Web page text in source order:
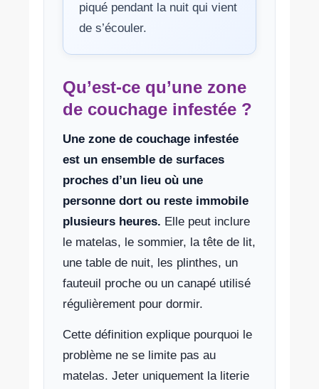
piqué pendant la nuit qui vient
de s’écouler.
Qu’est-ce qu’une zone
de couchage infestée ?
Une zone de couchage infestée
est un ensemble de surfaces
proches d’un lieu où une
personne dort ou reste immobile
plusieurs heures. Elle peut inclure
le matelas, le sommier, la tête de lit,
une table de nuit, les plinthes, un
fauteuil proche ou un canapé utilisé
régulièrement pour dormir.
Cette définition explique pourquoi le
problème ne se limite pas au
matelas. Jeter uniquement la literie